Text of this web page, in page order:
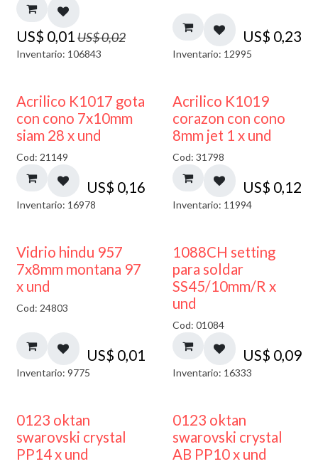
US$ 0,01US$0,02
Inventario: 106843
US$ 0,23
Inventario: 12995
Acrilico K1017 gota
con cono 7x10mm
siam 28 x und
Cod: 21149
US$ 0,16
Inventario: 16978
Acrilico K1019
corazon con cono
8mm jet 1 x und
Cod: 31798
US$ 0,12
Inventario: 11994
40% DESCUENTO
Vidrio hindu 957
7x8mm montana 97
x und
Cod: 24803
US$ 0,01
Inventario: 9775
1088CH setting
para soldar
SS45/10mm/R x
und
Cod: 01084
US$ 0,09
Inventario: 16333
0123 oktan
swarovski crystal
PP14 x und
0123 oktan
swarovski crystal
AB PP10 x und